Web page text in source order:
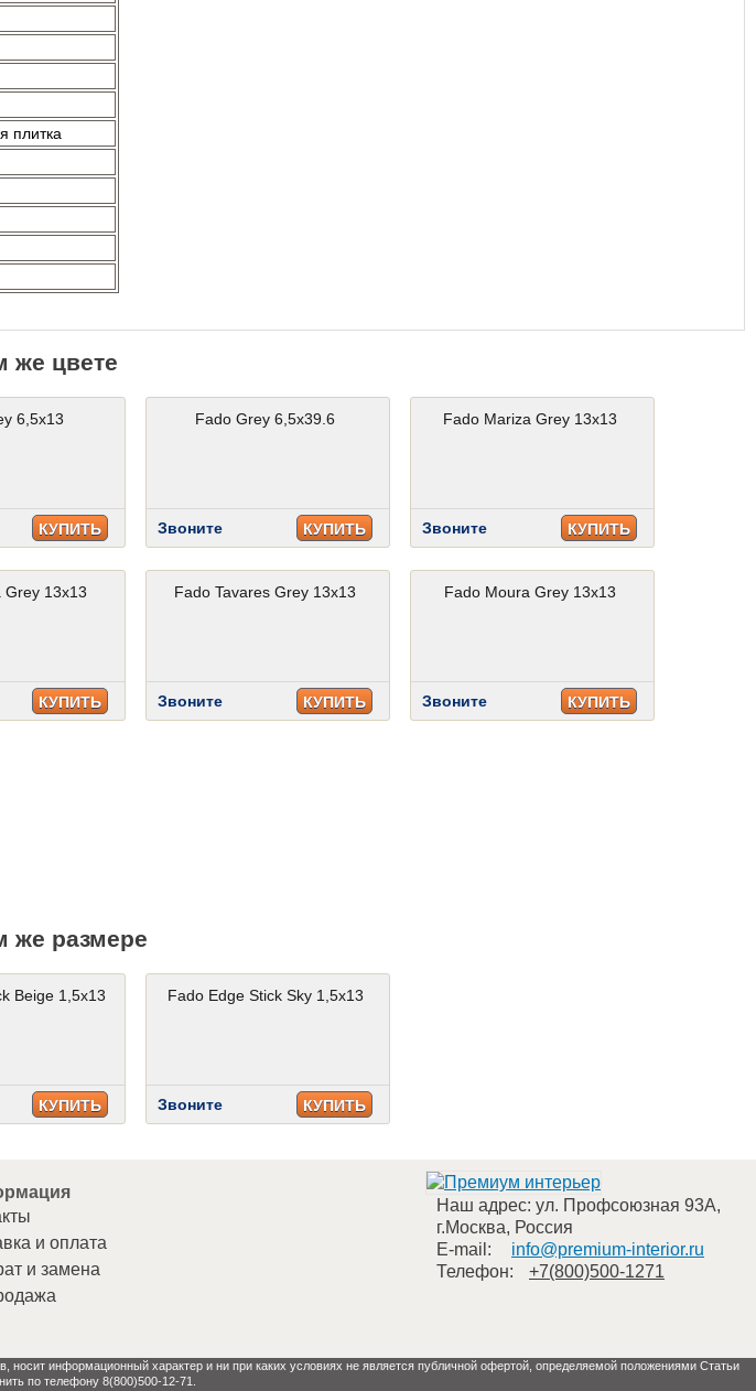
плитка
же цвете
6,5x13
КУПИТЬ
Fado Grey 6,5x39.6
Звоните КУПИТЬ
Fado Mariza Grey 13x13
Звоните КУПИТЬ
Grey 13x13
КУПИТЬ
Fado Tavares Grey 13x13
Звоните КУПИТЬ
Fado Moura Grey 13x13
Звоните КУПИТЬ
же размере
Beige 1,5x13
КУПИТЬ
Fado Edge Stick Sky 1,5x13
Звоните КУПИТЬ
и оплата
и замена
Наш адрес: ул. Профсоюзная 93А,
г.Москва, Россия
E-mail:
info@premium-interior.ru
Телефон:
+7(800)500-1271
информационный характер и ни при каких условиях не является публичной офертой, определяемой положениями Статьи
по телефону 8(800)500-12-71.